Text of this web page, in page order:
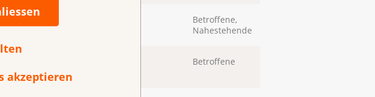
akzeptieren
h
Betroffene,
Nahestehende
Betroffene